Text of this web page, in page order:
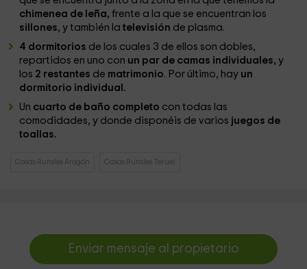
chimenea de leña,frente a la que se encuentran los
sillones, y también latelevisión de plasma.
4 dormitorios de los cuales 3 de ellos son dobles,
repartidos en uno con un par de camas individuales,y
los 2 restantes de matrimonio. Por último, hay un
dormitorio individual.
Un cuarto de baño completo con todas las
comodidades, y donde disponéis de varios juegos de
toallas.
Casas Rurales Aragón Casas Rurales Teruel
Enviar mensaje al propietario